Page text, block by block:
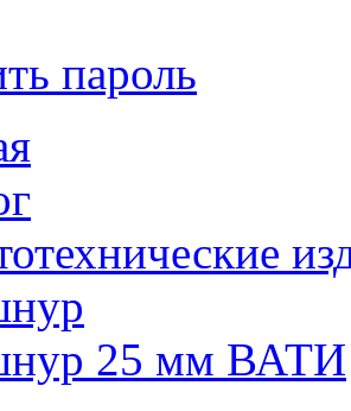
пароль
25 мм ВАТИ